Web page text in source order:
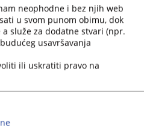
- Centrala
građani, pored ostvarivanja svoji
vanparničnom, ostavinskom,
ostvaruju i svoja prava u
Također, preko pisarnice suda
neophodne i bez njih web
u svom punom obimu, dok
služe za dodatne stvari (npr.
usavršavanja
ili uskratiti pravo na